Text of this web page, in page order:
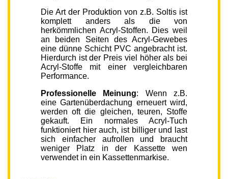
Die Art der Produktion von z.B. Soltis ist
komplett anders als die von
herkömmlichen Acryl-Stoffen. Dies weil
an beiden Seiten des Acryl-Gewebes
eine dünne Schicht PVC angebracht ist.
Hierdurch ist der Preis viel höher als bei
Acryl-Stoffe mit einer vergleichbaren
Performance.
Professionelle Meinung: Wenn z.B.
eine Gartenüberdachung erneuert wird,
werden oft die gleichen, teuren, Stoffe
gekauft. Ein normales Acryl-Tuch
funktioniert hier auch, ist billiger und last
sich einfacher aufrollen und braucht
weniger Platz in der Kassette wen
verwendet in ein Kassettenmarkise.